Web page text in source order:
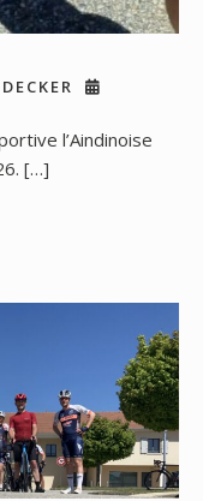
l’Aindinoise
[…]